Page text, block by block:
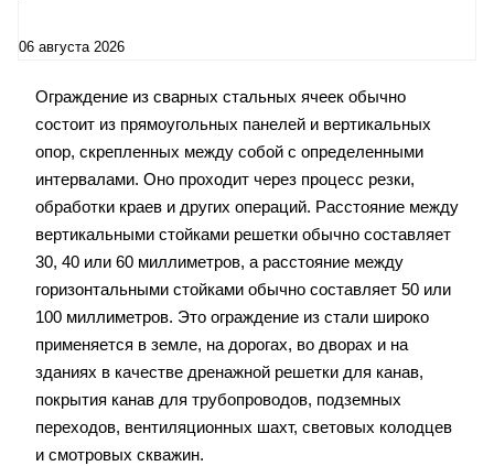
06 августа 2026
Ограждение из сварных стальных ячеек обычно
состоит из прямоугольных панелей и вертикальных
опор, скрепленных между собой с определенными
интервалами. Оно проходит через процесс резки,
обработки краев и других операций. Расстояние между
вертикальными стойками решетки обычно составляет
30, 40 или 60 миллиметров, а расстояние между
горизонтальными стойками обычно составляет 50 или
100 миллиметров. Это ограждение из стали широко
применяется в земле, на дорогах, во дворах и на
зданиях в качестве дренажной решетки для канав,
покрытия канав для трубопроводов, подземных
переходов, вентиляционных шахт, световых колодцев
и смотровых скважин.